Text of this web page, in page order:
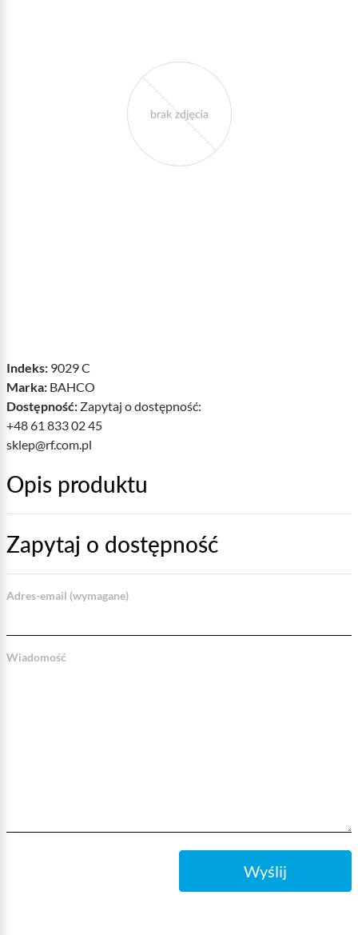
Indeks: 9029 C
Marka: BAHCO
Dostępność: Zapytaj o dostępność:
+48 61 833 02 45
sklep@rf.com.pl
Opis produktu
Zapytaj o dostępność
Adres-email (wymagane)
Wiadomość
Wyślij